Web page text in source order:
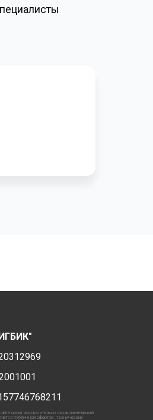
носит исключительно ознакомительный
публичной офертой. Технические